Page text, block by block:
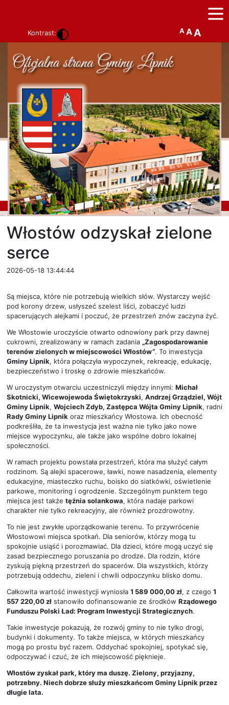
Kontrast: A AA
Włostów odzyskał zielone
serce
2026-05-18 13:44:44
Są miejsca, które nie potrzebują wielkich słów. Wystarczy wejść
pod korony drzew, usłyszeć szelest liści, zobaczyć ludzi
spacerujących alejkami i poczuć, że przestrzeń znów zaczyna żyć.
We Włostowie uroczyście otwarto odnowiony park przy dawnej
cukrowni, zrealizowany w ramach zadania „Zagospodarowanie
terenów zielonych w miejscowości Włostów”. To inwestycja
Gminy Lipnik, która połączyła wypoczynek, rekreację, edukację,
bezpieczeństwo i troskę o zdrowie mieszkańców.
W uroczystym otwarciu uczestniczyli między innymi: Michał
Skotnicki, Wicewojewoda Świętokrzyski, Andrzej Grządziel, Wójt
Gminy Lipnik, Wojciech Zdyb, Zastępca Wójta Gminy Lipnik, radni
Rady Gminy Lipnik oraz mieszkańcy Włostowa. Ich obecność
podkreśliła, że ta inwestycja jest ważna nie tylko jako nowe
miejsce wypoczynku, ale także jako wspólne dobro lokalnej
społeczności.
W ramach projektu powstała przestrzeń, która ma służyć całym
rodzinom. Są alejki spacerowe, ławki, nowe nasadzenia, elementy
edukacyjne, miasteczko ruchu, boisko do siatkówki, oświetlenie
parkowe, monitoring i ogrodzenie. Szczególnym punktem tego
miejsca jest także tężnia solankowa, która nadaje parkowi
charakter nie tylko rekreacyjny, ale również prozdrowotny.
To nie jest zwykłe uporządkowanie terenu. To przywrócenie
Włostowowi miejsca spotkań. Dla seniorów, którzy mogą tu
spokojnie usiąść i porozmawiać. Dla dzieci, które mogą uczyć się
zasad bezpiecznego poruszania po drodze. Dla rodzin, które
zyskują piękną przestrzeń do spacerów. Dla wszystkich, którzy
potrzebują oddechu, zieleni i chwili odpoczynku blisko domu.
Całkowita wartość inwestycji wyniosła 1 589 000,00 zł, z czego 1
557 220,00 zł stanowiło dofinansowanie ze środków Rządowego
Funduszu Polski Ład: Program Inwestycji Strategicznych.
Takie inwestycje pokazują, że rozwój gminy to nie tylko drogi,
budynki i dokumenty. To także miejsca, w których mieszkańcy
mogą po prostu być razem. Oddychać spokojniej, spotykać się,
odpoczywać i czuć, że ich miejscowość pięknieje.
Włostów zyskał park, który ma duszę. Zielony, przyjazny,
potrzebny. Niech dobrze służy mieszkańcom Gminy Lipnik przez
długie lata.